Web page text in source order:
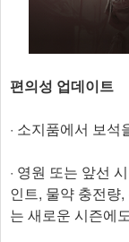
편의성 업데이트
· 소지품에서 보
· 영원 또는 앞선
인트, 물약 충전량
는 새로운 시즌에